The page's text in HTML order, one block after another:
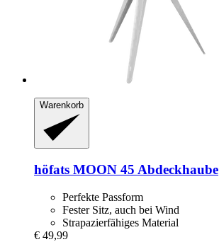
Warenkorb
höfats MOON 45 Abdeckhaube
Perfekte Passform
Fester Sitz, auch bei Wind
Strapazierfähiges Material
€ 49,99